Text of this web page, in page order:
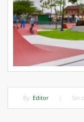
By: Editor Sin